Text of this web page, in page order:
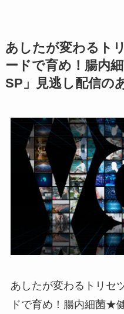
あしたが変わるト
ードで育め！腸内
SP」見逃し配信の
あしたが変わるトリセ
ドで育め！腸内細菌★